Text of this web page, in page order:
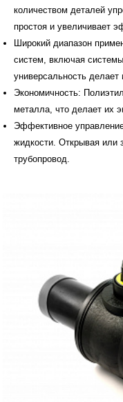
количеством деталей
простоя и увеличивает
Широкий диапазон
систем, включая
универсальность
Экономичность:
металла, что делает их
Эффективное
жидкости. Открывая или
трубопровод.